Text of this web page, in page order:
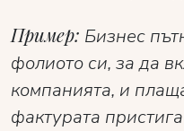
Пример: Бизнес
фолиото си, за да
компанията, и
фактурата